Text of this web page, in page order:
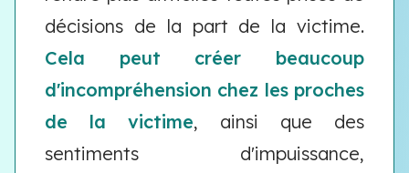
décisions de la part de la victime.
Cela peut créer beaucoup
d'incompréhension chez les proches
de la victime, ainsi que des
sentiments d'impuissance,